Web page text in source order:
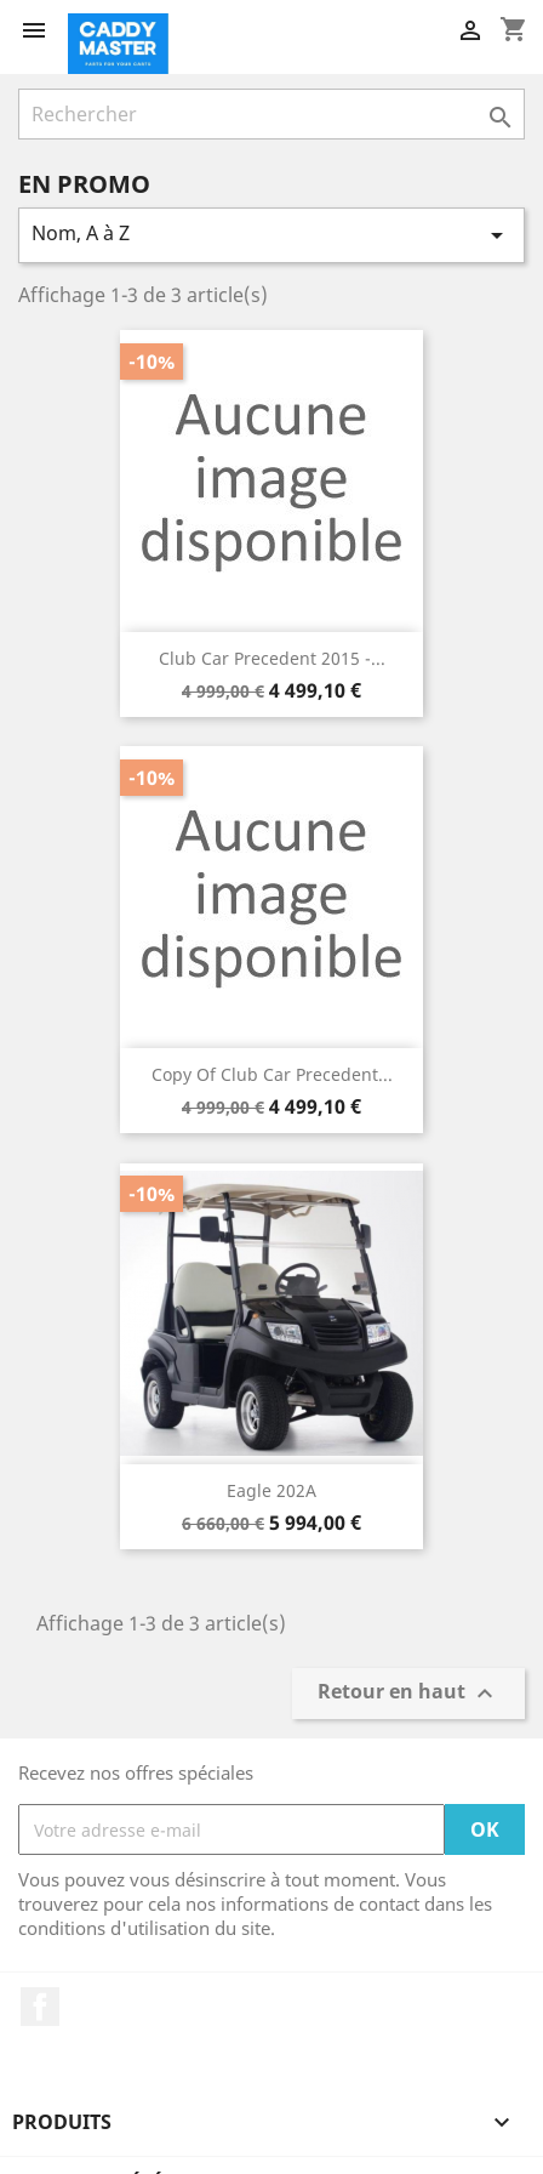
 shopping_cart


EN PROMO
Nom, A à Z 
Affichage 1-3 de 3 article(s)
Club Car Precedent 2015 -...
Prix
de
4 999,00 € Prix
4 499,10 €
-10%
Copy Of Club Car Precedent...
Prix
de
4 999,00 € Prix
4 499,10 €
-10%
Eagle 202A
Prix
de
6 660,00 € Prix
5 994,00 €
-10%
Affichage 1-3 de 3 article(s)
Retour en haut 
Recevez nos offres spéciales
Vous pouvez vous désinscrire à tout moment. Vous
trouverez pour cela nos informations de contact dans les
conditions d'utilisation du site.
PRODUITS 